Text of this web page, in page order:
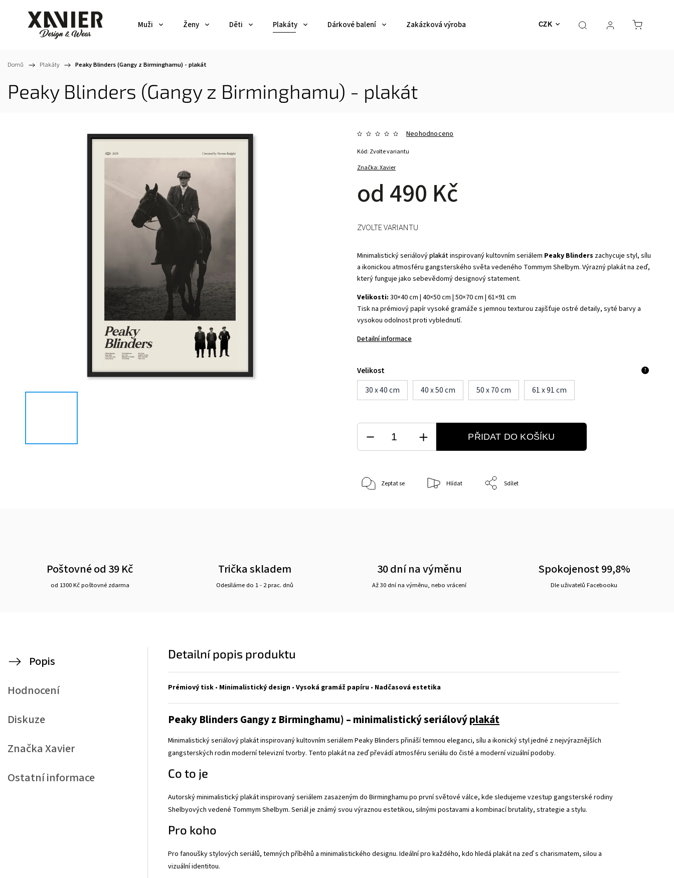
CZK
Muži Ženy Děti Plakáty Dárkové balení Zakázková výroba
Domů / Plakáty / Peaky Blinders (Gangy z Birminghamu) - plakát
Peaky Blinders (Gangy z Birminghamu) - plakát
Značka:Xavier
Neohodnoceno
od 490 Kč
Kód: Zvolte variantu
Minimalistický seriálovýplakát inspirovaný kultovním seriálem Peaky Blinders zachycuje styl, sílu
a ikonickou atmosféru gangsterského světa vedeného Tommym Shelbym. Výrazný plakát na zeď,
který funguje jako sebevědomý designový statement.
Velikosti: 30×40 cm | 40×50 cm | 50×70 cm | 61×91 cm
Tisk na prémiový papír vysoké gramáže s jemnou texturou zajišťuje ostré detaily, syté barvy a
vysokou odolnost proti vyblednutí.
Detailní informace
Velikost ?
30 x 40 cm 40 x 50 cm 50 x 70 cm 61 x 91 cm
ZVOLTE VARIANTU
PŘIDAT DO KOŠÍKU
Zeptat se Hlídat Sdílet
Poštovné od 39 Kč
od 1300 Kč poštovné zdarma
Trička skladem
Odesíláme do 1 - 2 prac. dnů
30 dní na výměnu
Až 30 dní na výměnu, nebo vrácení
Spokojenost 99,8%
Dle uživatelů Facebooku
Popis
Hodnocení
Diskuze
ZnačkaXavier
Ostatní informace
Detailní popis produktu
Prémiový tisk • Minimalistický design • Vysoká gramáž papíru • Nadčasová estetika
Peaky Blinders Gangy z Birminghamu) – minimalistický seriálovýplakát
Minimalistický seriálový plakát inspirovaný kultovním seriálem Peaky Blinders přináší temnou eleganci, sílu a ikonický styl jedné z nejvýraznějších
gangsterských rodin moderní televizní tvorby. Tento plakát na zeď převádí atmosféru seriálu do čisté a moderní vizuální podoby.
Co to je
Autorský minimalistický plakát inspirovaný seriálem zasazeným do Birminghamu po první světové válce, kde sledujeme vzestup gangsterské rodiny
Shelbyových vedené Tommym Shelbym. Seriál je známý svou výraznou estetikou, silnými postavami a kombinací brutality, strategie a stylu.
Pro koho
Pro fanoušky stylových seriálů, temných příběhů a minimalistického designu. Ideální pro každého, kdo hledá plakát na zeď s charismatem, silou a
vizuální identitou.